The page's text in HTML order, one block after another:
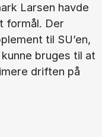
Larsen havde
formål. Der
til SU’en,
bruges til at
driften på